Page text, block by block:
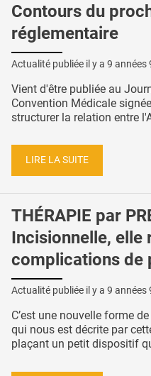
Contours du
réglementaire
Actualité publiée il y a 9 années
Vient d'être publiée au
Convention Médicale
structurer la relation entre
LIRE LA SUITE
THÉRAPIE par
Incisionnelle, elle
complications de
Actualité publiée il y a 9 années
C’est une nouvelle forme
qui nous est décrite par
plaçant un petit dispositif